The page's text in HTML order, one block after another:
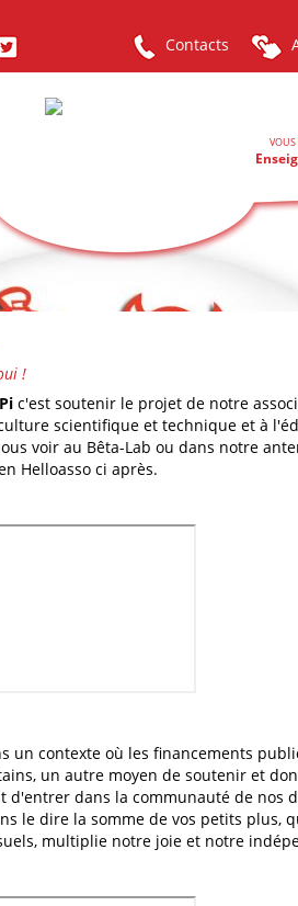
Contacts
VOUS
!
c'est soutenir le projet de notre
scientifique et technique et à
voir au Bêta-Lab ou dans notre
Helloasso ci après.
un contexte où les financements
un autre moyen de soutenir et
d'entrer dans la communauté de nos
le dire la somme de vos petits plus,
multiplie notre joie et notre